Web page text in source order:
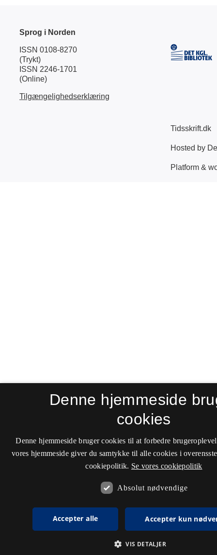
Sprog i Norden
ISSN 0108-8270
(Trykt)
ISSN 2246-1701
(Online)
Tilgængelighedserklæring
Denne hjemmeside
cookies
Denne hjemmeside bruger cookies til at forbedre
vores hjemmeside giver du samtykke til alle cookies i
cookiepolitik. Se vores cookiepolitik
Absolut nødvendige
Accepter alle Accepter kun
VIS DETALJER